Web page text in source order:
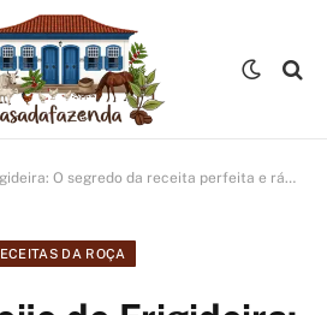
O segredo da receita perfeita e rápida
DA ROÇA